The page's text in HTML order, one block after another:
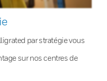
par stratégie vous
sur nos centres de